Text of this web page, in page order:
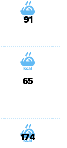
91
65
174